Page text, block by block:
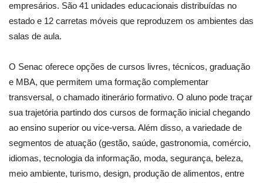
empresários. São 41 unidades educacionais distribuídas no
estado e 12 carretas móveis que reproduzem os ambientes das
salas de aula.
O Senac oferece opções de cursos livres, técnicos, graduação
e MBA, que permitem uma formação complementar
transversal, o chamado itinerário formativo. O aluno pode traçar
sua trajetória partindo dos cursos de formação inicial chegando
ao ensino superior ou vice-versa. Além disso, a variedade de
segmentos de atuação (gestão, saúde, gastronomia, comércio,
idiomas, tecnologia da informação, moda, segurança, beleza,
meio ambiente, turismo, design, produção de alimentos, entre